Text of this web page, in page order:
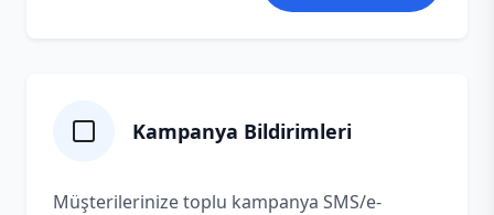
Kampanya Bildirimleri
Müşterilerinize toplu kampanya SMS/e-